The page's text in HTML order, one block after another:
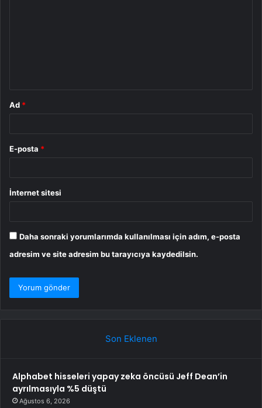
Ad *
E-posta *
İnternet sitesi
Daha sonraki yorumlarımda kullanılması için adım, e-posta
adresim ve site adresim bu tarayıcıya kaydedilsin.
Son Eklenen
Alphabet hisseleri yapay zeka öncüsü Jeff Dean’in
ayrılmasıyla %5 düştü
Ağustos 6, 2026